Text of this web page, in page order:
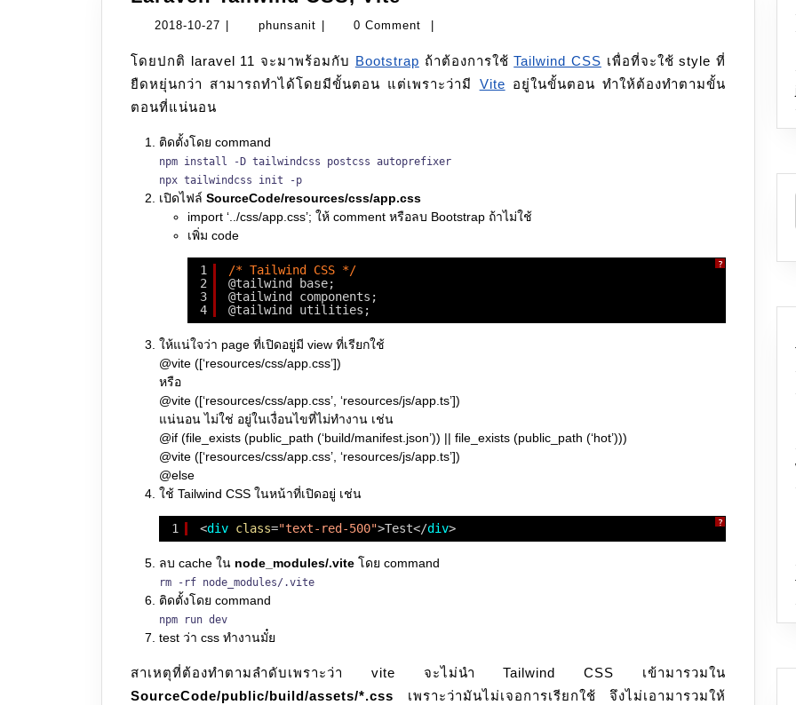
Tailwind
Vite
2018-10-27 2018-
27
phunsanit phunsanit0 Comment
โดยปกติ laravel 11 จะมาพร้อมกับ Bootstrap ถ้าต้องการใช้Tailwind CSS เพื่อที่จะใช้ style ที่
ยืดหยุ่นกว่า สามารถทำได้โดยมีขั้นตอน แต่เพราะว่ามี Vite อยู่ในขั้นตอน ทำให้ต้องทำตามขั้น
ตอนที่แน่นอน
ติดตั้งโดย command
npm install -D tailwindcss postcss autoprefixer
npx tailwindcss init -p
เปิดไฟล์ SourceCode/resources/css/app.css
import ‘../css/app.css’; ให้ comment หรือลบ Bootstrap ถ้าไม่ใช้
เพิ่ม code
?
1
2
3
4
/* Tailwind CSS */
@tailwind base;
@tailwind components;
@tailwind utilities;
ให้แน่ใจว่า page ที่เปิดอยู่มี view ที่เรียกใช้
@vite ([‘resources/css/app.css’])
หรือ
@vite ([‘resources/css/app.css’, ‘resources/js/app.ts’])
แน่นอน ไม่ใช่ อยู่ในเงื่อนไขที่ไม่ทำงาน เช่น
@if (file_exists (public_path (‘build/manifest.json’)) || file_exists (public_path (‘hot’)))
@vite ([‘resources/css/app.css’, ‘resources/js/app.ts’])
@else
ใช้ Tailwind CSS ในหน้าที่เปิดอยู่ เช่น
?
1 <div class="text-red-500">Test</div>
ลบ cache ใน node_modules/.vite โดย command
rm -rf node_modules/.vite
ติดตั้งโดย command
npm run dev
test ว่า css ทำงานมั๋ย
สาเหตุที่ต้องทำตามลำดับเพราะว่า vite จะไม่นำ Tailwind CSS เข้ามารวมใน
SourceCode/public/build/assets/*.css เพราะว่ามันไม่เจอการเรียกใช้ จึงไม่เอามารวมให้